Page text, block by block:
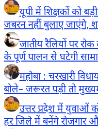
यूपी में शिक्षकों को
जबरन नहीं बुलाए जाएंगे,
जातीय रैलियों पर
के पूर्ण पालन से घटेगी
महोबा : चरखारी
बोले– जरूरत पड़ी तो
उत्तर प्रदेश में युवाओं
हर जिले में बनेंगे रोजगार